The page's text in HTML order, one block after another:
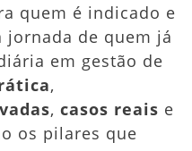
quem é indicado e
jornada de quem já
em gestão de
,
, casos reais e
os pilares que